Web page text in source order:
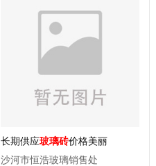
长期供应玻璃砖价格美丽
沙河市恒浩玻璃销售处